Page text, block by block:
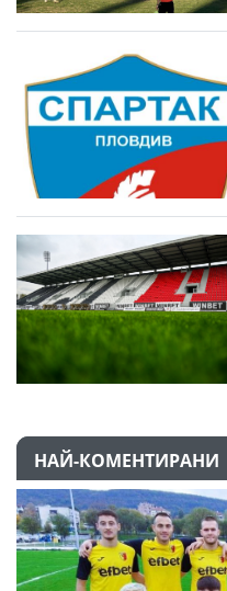
НАЙ-КОМЕНТИРАНИ